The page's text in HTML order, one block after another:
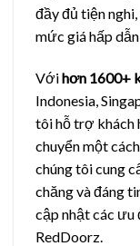
đầy đủ tiện
mức giá hấp
Vớihơn 1600+
Indonesia,
tôi hỗ trợ khách
chuyển một
chúng tôi cung
chăng và đáng
cập nhật các ưu
RedDoorz.